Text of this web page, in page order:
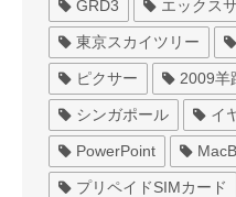
GRD3 エックス
東京スカイツリー
ピクサー 2009羊
シンガポール イ
PowerPoint
プリペイドSIMカード